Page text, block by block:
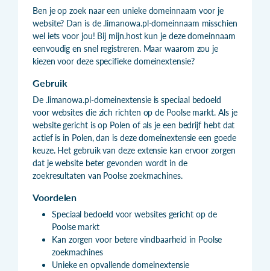
Ben je op zoek naar een unieke domeinnaam voor je
website? Dan is de .limanowa.pl-domeinnaam misschien
wel iets voor jou! Bij mijn.host kun je deze domeinnaam
eenvoudig en snel registreren. Maar waarom zou je
kiezen voor deze specifieke domeinextensie?
Gebruik
De .limanowa.pl-domeinextensie is speciaal bedoeld
voor websites die zich richten op de Poolse markt. Als je
website gericht is op Polen of als je een bedrijf hebt dat
actief is in Polen, dan is deze domeinextensie een goede
keuze. Het gebruik van deze extensie kan ervoor zorgen
dat je website beter gevonden wordt in de
zoekresultaten van Poolse zoekmachines.
Voordelen
Speciaal bedoeld voor websites gericht op de
Poolse markt
Kan zorgen voor betere vindbaarheid in Poolse
zoekmachines
Unieke en opvallende domeinextensie